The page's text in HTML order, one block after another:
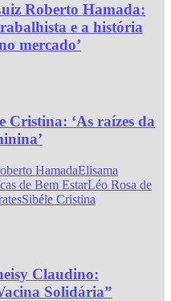
Roberto Hamada:
e a história
mercado’
Cristina: ‘As raízes da
HamadaElisama
de Bem EstarLéo Rosa de
Sibéle Cristina
Claudino:
Solidária”